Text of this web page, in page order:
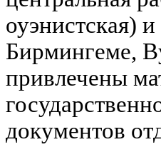
оуэнистская)
Бирмингеме,
привлечены
документов